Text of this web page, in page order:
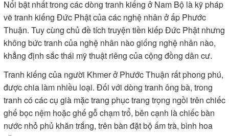
Nổi bật nhất trong các dòng tranh kiếng ở Nam Bộ là kỹ pháp
vẽ tranh kiếng Đức Phật của các nghệ nhân ở ấp Phước
Thuận. Tuy cùng chủ đề tích truyện tiền kiếp Đức Phật nhưng
không bức tranh của nghệ nhân nào giống nghệ nhân nào,
khẳng định sắc thái mỹ thuật riêng của cộng đồng dân cư.
Tranh kiếng của người Khmer ở Phước Thuận rất phong phú,
được chia làm nhiều loại. Đối với dòng tranh ông bà, trong
tranh có các cụ già mặc trang phục trang trọng ngồi trên chiếc
ghế bọc nệm hoặc ghế gỗ chạm trổ, bên cạnh là chiếc bàn
nước nhỏ phủ khăn trắng, trên bàn đặt bộ ấm trà, bình hoa